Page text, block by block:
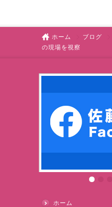
ホーム ブログ
の現場を視察
ホーム